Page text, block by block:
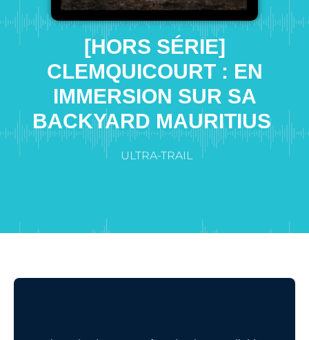
[HORS SÉRIE]
CLEMQUICOURT : EN
IMMERSION SUR SA
BACKYARD MAURITIUS
ULTRA-TRAIL